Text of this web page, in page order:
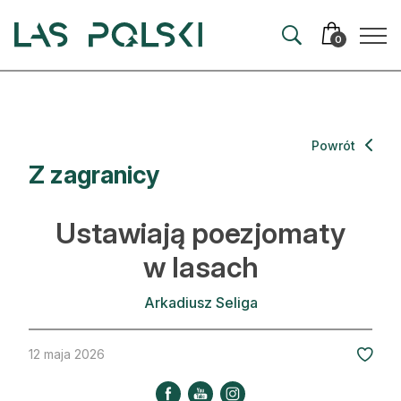
0
Artykuły
Hodowla lasu
Ochrona lasu
Nowe technologie
Kultura i historia
Z zagranicy
Powrót
Ustawiają poezjomaty
w lasach
Arkadiusz Seliga
12 maja 2026